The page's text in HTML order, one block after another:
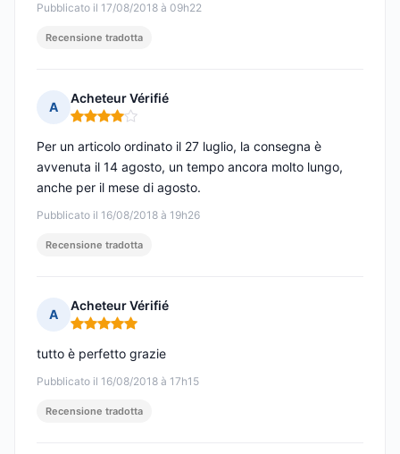
Pubblicato il 17/08/2018 à 09h22
Recensione tradotta
A
Acheteur Vérifié
Nota: 4 su 5
Pubblicato il 16/08/2018 à 19h26
Per un articolo ordinato il 27 luglio, la consegna è
avvenuta il 14 agosto, un tempo ancora molto lungo,
anche per il mese di agosto.
Recensione tradotta
A
Acheteur Vérifié
Nota: 5 su 5
Pubblicato il 16/08/2018 à 17h15
tutto è perfetto grazie
Recensione tradotta